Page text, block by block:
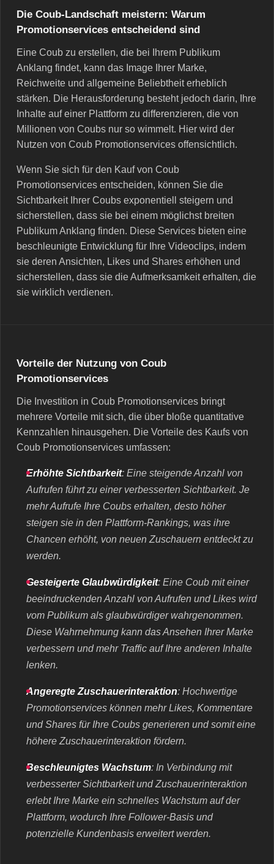
Die Coub-Landschaft meistern: Warum
Promotionservices entscheidend sind
Eine Coub zu erstellen, die bei Ihrem Publikum
Anklang findet, kann das Image Ihrer Marke,
Reichweite und allgemeine Beliebtheit erheblich
stärken. Die Herausforderung besteht jedoch darin, Ihre
Inhalte auf einer Plattform zu differenzieren, die von
Millionen von Coubs nur so wimmelt. Hier wird der
Nutzen von Coub Promotionservices offensichtlich.
Wenn Sie sich für den Kauf von Coub
Promotionservices entscheiden, können Sie die
Sichtbarkeit Ihrer Coubs exponentiell steigern und
sicherstellen, dass sie bei einem möglichst breiten
Publikum Anklang finden. Diese Services bieten eine
beschleunigte Entwicklung für Ihre Videoclips, indem
sie deren Ansichten, Likes und Shares erhöhen und
sicherstellen, dass sie die Aufmerksamkeit erhalten, die
sie wirklich verdienen.
Vorteile der Nutzung von Coub
Promotionservices
Die Investition in Coub Promotionservices bringt
mehrere Vorteile mit sich, die über bloße quantitative
Kennzahlen hinausgehen. Die Vorteile des Kaufs von
Coub Promotionservices umfassen:
Erhöhte Sichtbarkeit: Eine steigende Anzahl von
Aufrufen führt zu einer verbesserten Sichtbarkeit. Je
mehr Aufrufe Ihre Coubs erhalten, desto höher
steigen sie in den Plattform-Rankings, was ihre
Chancen erhöht, von neuen Zuschauern entdeckt zu
werden.
Gesteigerte Glaubwürdigkeit: Eine Coub mit einer
beeindruckenden Anzahl von Aufrufen und Likes wird
vom Publikum als glaubwürdiger wahrgenommen.
Diese Wahrnehmung kann das Ansehen Ihrer Marke
verbessern und mehr Traffic auf Ihre anderen Inhalte
lenken.
Angeregte Zuschauerinteraktion: Hochwertige
Promotionservices können mehr Likes, Kommentare
und Shares für Ihre Coubs generieren und somit eine
höhere Zuschauerinteraktion fördern.
Beschleunigtes Wachstum: In Verbindung mit
verbesserter Sichtbarkeit und Zuschauerinteraktion
erlebt Ihre Marke ein schnelles Wachstum auf der
Plattform, wodurch Ihre Follower-Basis und
potenzielle Kundenbasis erweitert werden.